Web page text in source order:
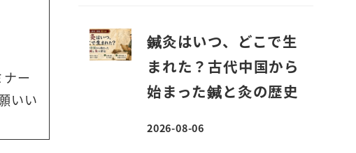
ナー
いい
鍼灸はいつ、どこで生
まれた？古代中国から
始まった鍼と灸の歴史
投稿日
2026-08-06